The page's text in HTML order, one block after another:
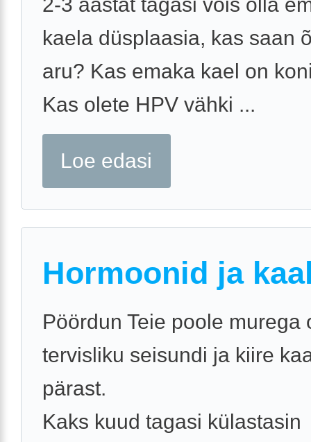
kaela düsplaasia, kas saan
aru? Kas emaka kael on
Kas olete HPV vähki ...
Loe edasi
Hormoonid ja
Pöördun Teie poole murega
tervisliku seisundi ja kiire
pärast.
Kaks kuud tagasi külastasin